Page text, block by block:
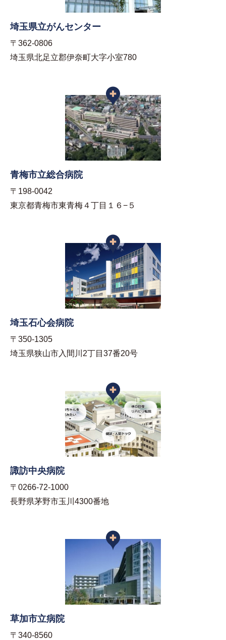
埼玉県立がんセンター
〒362-0806
埼玉県北足立郡伊奈町大字小室780
青梅市立総合病院
〒198-0042
東京都青梅市東青梅４丁目１６−５
埼玉石心会病院
〒350-1305
埼玉県狭山市入間川2丁目37番20号
諏訪中央病院
〒0266-72-1000
長野県茅野市玉川4300番地
草加市立病院
〒340-8560